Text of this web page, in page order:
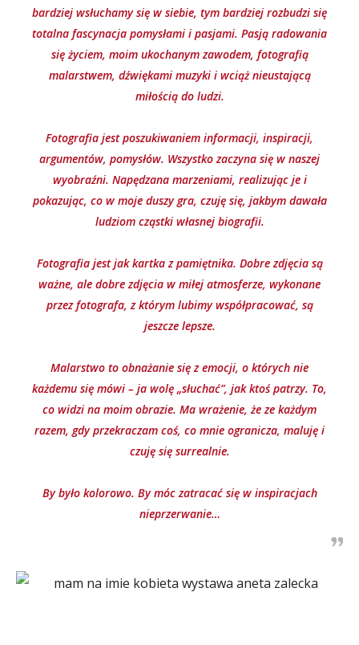
bardziej wsłuchamy się w siebie, tym bardziej rozbudzi się
totalna fascynacja pomysłami i pasjami. Pasją radowania
się życiem, moim ukochanym zawodem, fotografią
malarstwem, dźwiękami muzyki i wciąż nieustającą
miłością do ludzi.
Fotografia jest poszukiwaniem informacji, inspiracji,
argumentów, pomysłów. Wszystko zaczyna się w naszej
wyobraźni. Napędzana marzeniami, realizując je i
pokazując, co w moje duszy gra, czuję się, jakbym dawała
ludziom cząstki własnej biografii.
Fotografia jest jak kartka z pamiętnika. Dobre zdjęcia są
ważne, ale dobre zdjęcia w miłej atmosferze, wykonane
przez fotografa, z którym lubimy współpracować, są
jeszcze lepsze.
Malarstwo to obnażanie się z emocji, o których nie
każdemu się mówi – ja wolę „słuchać”, jak ktoś patrzy. To,
co widzi na moim obrazie. Ma wrażenie, że ze każdym
razem, gdy przekraczam coś, co mnie ogranicza, maluję i
czuję się surrealnie.
By było kolorowo. By móc zatracać się w inspiracjach
nieprzerwanie…